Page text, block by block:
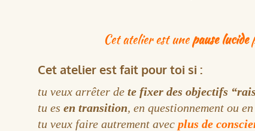
Cet atelier est unepause lucide
Cet atelier est fait pour toi si :
tu veux arrêter de te fixer des objectifs
tu es en transition, en questionnement ou
tu veux faire autrement avec plus de